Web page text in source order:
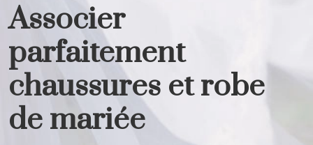
Associer
parfaitement
chaussures et robe
de mariée